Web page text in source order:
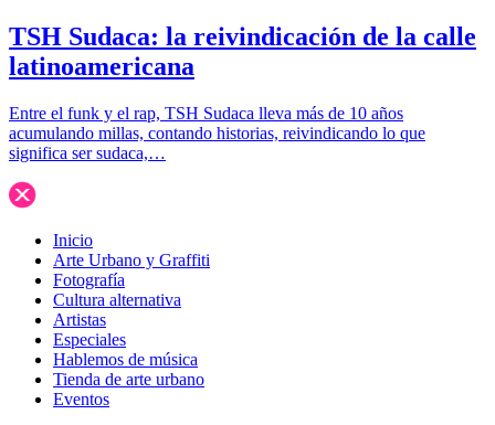
TSH Sudaca: la reivindicación de la calle
latinoamericana
Entre el funk y el rap, TSH Sudaca lleva más de 10 años
acumulando millas, contando historias, reivindicando lo que
significa ser sudaca,…
Inicio
Arte Urbano y Graffiti
Fotografía
Cultura alternativa
Artistas
Especiales
Hablemos de música
Tienda de arte urbano
Eventos